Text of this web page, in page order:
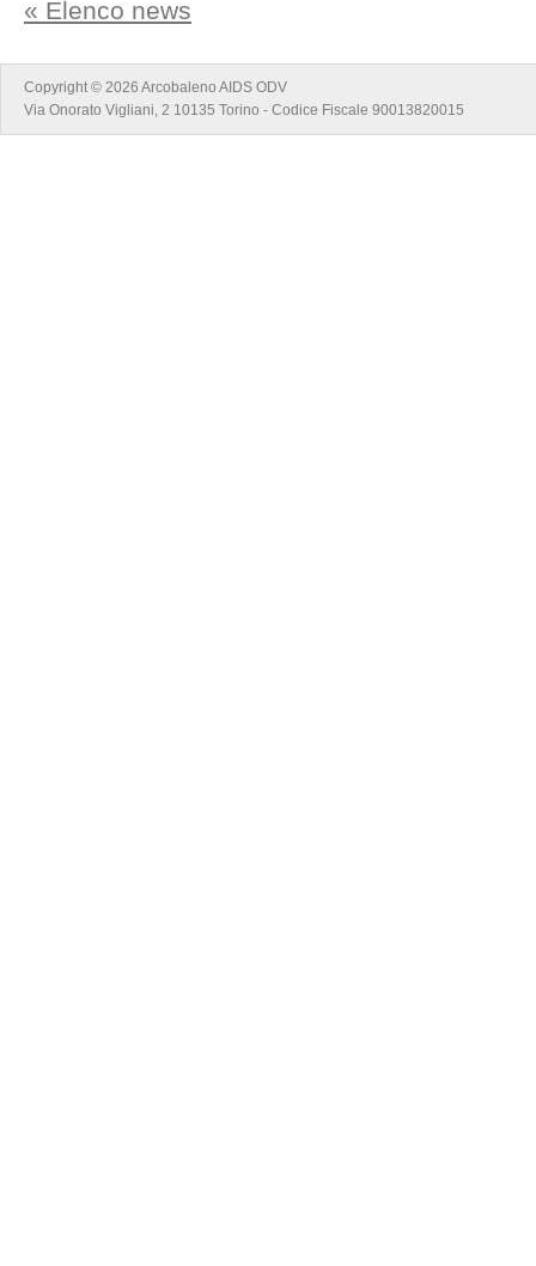
« Elenco news
Copyright © 2026 Arcobaleno AIDS ODV
Via Onorato Vigliani, 2 10135 Torino - Codice Fiscale 90013820015